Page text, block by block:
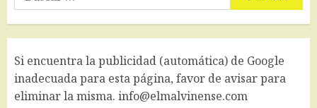
Si encuentra la publicidad (automática) de Google
inadecuada para esta página, favor de avisar para
eliminar la misma. info@elmalvinense.com